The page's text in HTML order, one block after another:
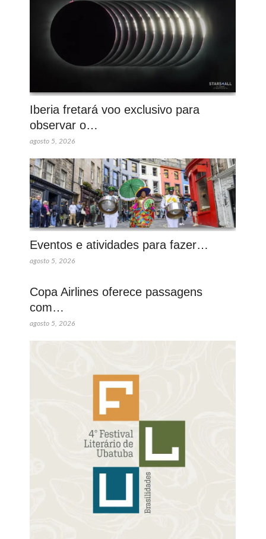
Iberia fretará voo exclusivo para
observar o…
agosto 5, 2026
Eventos e atividades para fazer…
agosto 5, 2026
Copa Airlines oferece passagens
com…
agosto 5, 2026